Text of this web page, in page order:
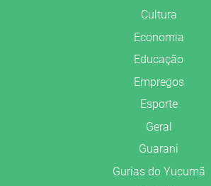
Cultura
Economia
Educação
Empregos
Esporte
Geral
Guarani
Gurias do Yucumã